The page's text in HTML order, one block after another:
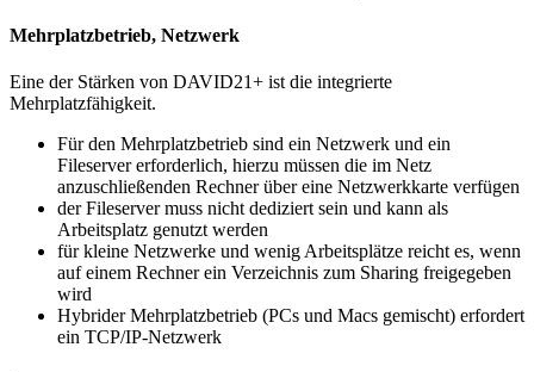
Mehrplatzbetrieb, Netzwerk
Eine der Stärken von DAVID21+ ist die integrierte
Mehrplatzfähigkeit.
Für den Mehrplatzbetrieb sind ein Netzwerk und ein
Fileserver erforderlich, hierzu müssen die im Netz
anzuschließenden Rechner über eine Netzwerkkarte verfügen
der Fileserver muss nicht dediziert sein und kann als
Arbeitsplatz genutzt werden
für kleine Netzwerke und wenig Arbeitsplätze reicht es, wenn
auf einem Rechner ein Verzeichnis zum Sharing freigegeben
wird
Hybrider Mehrplatzbetrieb (PCs und Macs gemischt) erfordert
ein TCP/IP-Netzwerk